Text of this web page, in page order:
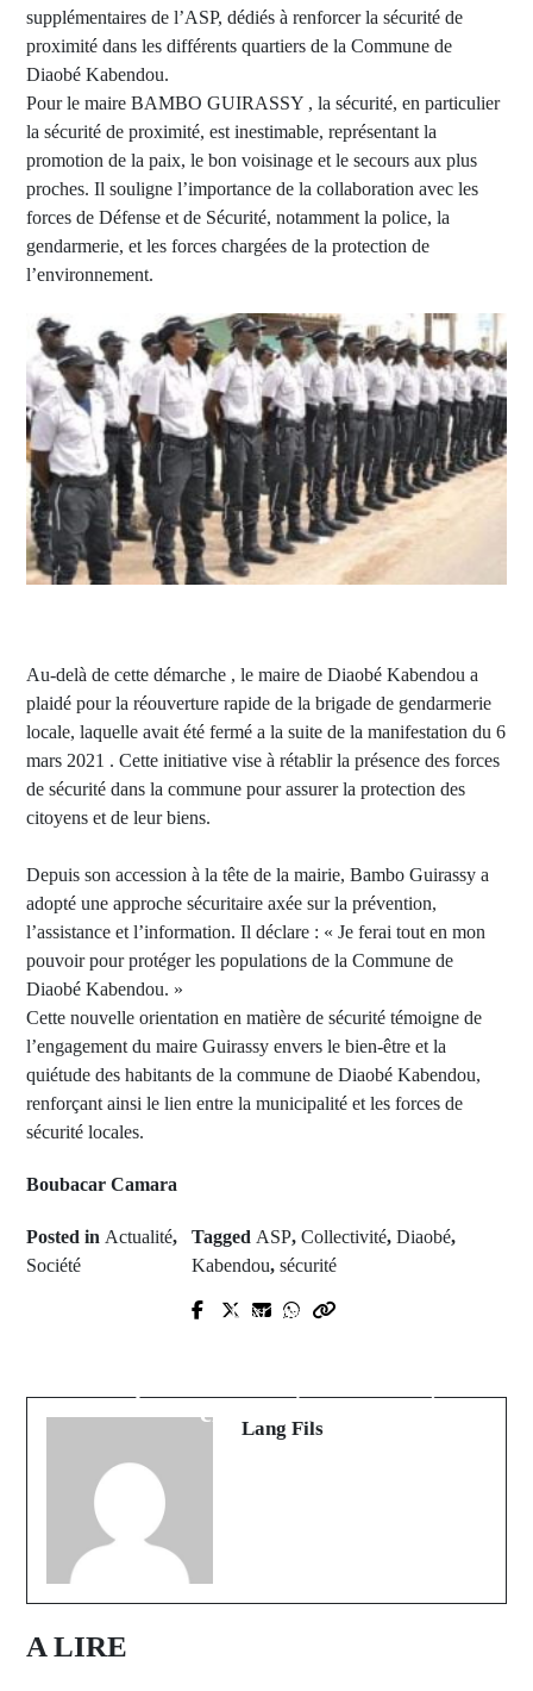
supplémentaires de l’ASP, dédiés à renforcer la sécurité de
proximité dans les différents quartiers de la Commune de
Diaobé Kabendou.
Pour le maire BAMBO GUIRASSY , la sécurité, en particulier
la sécurité de proximité, est inestimable, représentant la
promotion de la paix, le bon voisinage et le secours aux plus
proches. Il souligne l’importance de la collaboration avec les
forces de Défense et de Sécurité, notamment la police, la
gendarmerie, et les forces chargées de la protection de
l’environnement.
Au-delà de cette démarche , le maire de Diaobé Kabendou a
plaidé pour la réouverture rapide de la brigade de gendarmerie
locale, laquelle avait été fermé a la suite de la manifestation du 6
mars 2021 . Cette initiative vise à rétablir la présence des forces
de sécurité dans la commune pour assurer la protection des
citoyens et de leur biens.
Depuis son accession à la tête de la mairie, Bambo Guirassy a
adopté une approche sécuritaire axée sur la prévention,
l’assistance et l’information. Il déclare : « Je ferai tout en mon
pouvoir pour protéger les populations de la Commune de
Diaobé Kabendou. »
Cette nouvelle orientation en matière de sécurité témoigne de
l’engagement du maire Guirassy envers le bien-être et la
quiétude des habitants de la commune de Diaobé Kabendou,
renforçant ainsi le lien entre la municipalité et les forces de
sécurité locales.
Boubacar Camara
Posted in Actualité,
Société
Tagged ASP,Collectivité,Diaobé,
Kabendou,sécurité
Prev Post
Next Post
circoncision
Lang Fils
A LIRE